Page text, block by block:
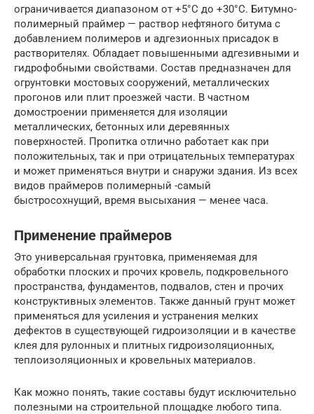
ограничивается диапазоном от +5°С до +30°С. Битумно-
полимерный праймер — раствор нефтяного битума с
добавлением полимеров и адгезионных присадок в
растворителях. Обладает повышенными адгезивными и
гидрофобными свойствами. Состав предназначен для
огрунтовки мостовых сооружений, металлических
прогонов или плит проезжей части. В частном
домостроении применяется для изоляции
металлических, бетонных или деревянных
поверхностей. Пропитка отлично работает как при
положительных, так и при отрицательных температурах
и может применяться внутри и снаружи здания. Из всех
видов праймеров полимерный -самый
быстросохнущий, время высыхания — менее часа.
Применение праймеров
Это универсальная грунтовка, применяемая для
обработки плоских и прочих кровель, подкровельного
пространства, фундаментов, подвалов, стен и прочих
конструктивных элементов. Также данный грунт может
применяться для усиления и устранения мелких
дефектов в существующей гидроизоляции и в качестве
клея для рулонных и плитных гидроизоляционных,
теплоизоляционных и кровельных материалов.
Как можно понять, такие составы будут исключительно
полезными на строительной площадке любого типа.